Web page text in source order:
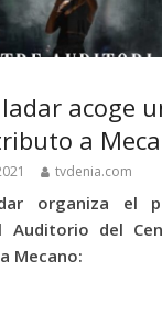
acoge
a
tvdenia.com
organiza el
Auditorio del
Mecano: